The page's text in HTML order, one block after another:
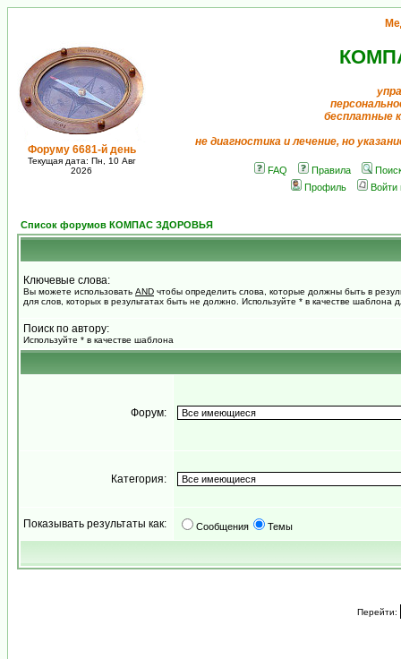
Форуму 6681-й день
Текущая дата: Пн, 10 Авг
2026
бесплатные
не диагностика и лечение, но
FAQ Правила
Профиль
Войти
Список форумов КОМПАС ЗДОРОВЬЯ
Ключевые слова:
Вы можете использовать AND чтобы определить слова, которые должны быть в
для слов, которых в результатах быть не должно. Используйте * в качестве шаблона
Поиск по автору:
Используйте * в качестве шаблона
Форум:
Категория:
Показывать результаты как: Сообщения Темы
Перейти: